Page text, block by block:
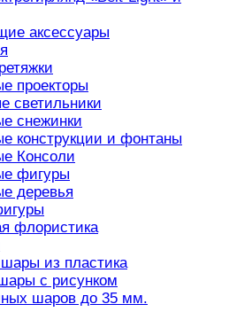
аксессуары
проекторы
светильники
снежинки
конструкции и фонтаны
Консоли
фигуры
деревья
флористика
из пластика
с рисунком
шаров до 35 мм.